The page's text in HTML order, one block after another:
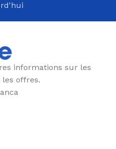
informations sur les
les offres.